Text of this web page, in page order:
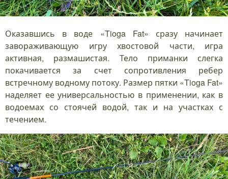
Оказавшись в воде «Tioga Fat» сразу начинает
завораживающую игру хвостовой части, игра
активная, размашистая. Тело приманки слегка
покачивается за счет сопротивления ребер
встречному водному потоку. Размер пятки «Tioga Fat»
наделяет ее универсальностью в применении, как в
водоемах со стоячей водой, так и на участках с
течением.